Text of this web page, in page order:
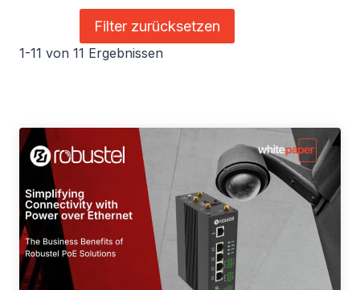
Filter zurücksetzen
1-11 von 11 Ergebnissen